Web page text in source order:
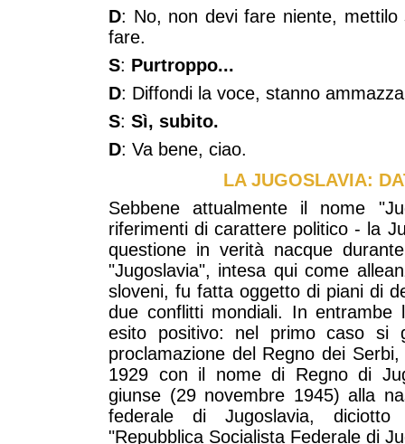
D: No, non devi fare niente,
fare.
S: Purtroppo...
D: Diffondi la voce, stanno
S: Sì, subito.
D: Va bene, ciao.
LA JUGOSLAVIA:
Sebbene attualmente il nome
riferimenti di carattere politico - la
questione in verità nacque
"Jugoslavia", intesa qui come
sloveni, fu fatta oggetto di piani di
due conflitti mondiali. In entrambe
esito positivo: nel primo caso si
proclamazione del Regno dei
1929 con il nome di Regno di
giunse (29 novembre 1945) alla
federale di Jugoslavia,
"Repubblica Socialista Federale di